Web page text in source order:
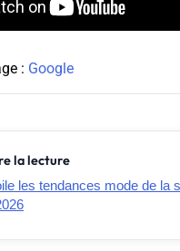
: Google
la lecture
les tendances mode de la